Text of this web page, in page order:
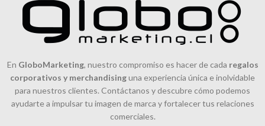
En GloboMarketing, nuestro compromiso es hacer de cada regalos
corporativos y merchandisinguna experiencia única e inolvidable
para nuestros clientes. Contáctanos y descubre cómo podemos
ayudarte a impulsar tu imagen de marca y fortalecer tus relaciones
comerciales.